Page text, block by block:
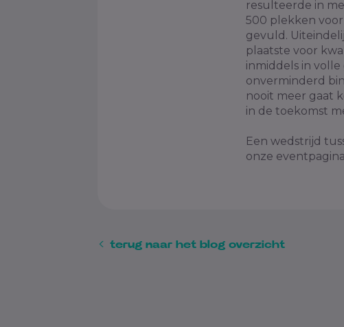
resulteerde in
500 plekken voor
gevuld.
plaatste voor
inmiddels in
onverminderd
nooit meer gaat
in de toekomst
Een wedstrijd
onze
terug naar het blog overzicht